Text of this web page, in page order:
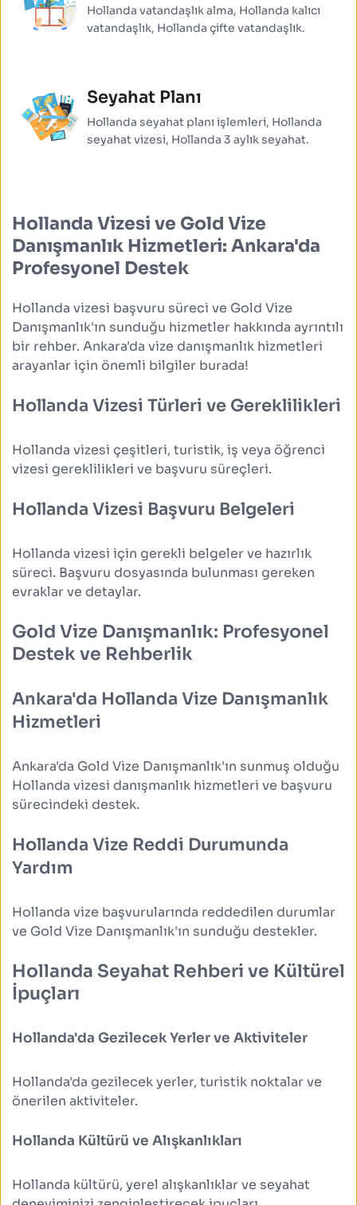
Hollanda vatandaşlık alma, Hollanda kalıcı
vatandaşlık, Hollanda çifte vatandaşlık.
Seyahat Planı
Hollanda seyahat planı işlemleri, Hollanda
seyahat vizesi, Hollanda 3 aylık seyahat.
Hollanda Vizesi ve Gold Vize
Danışmanlık Hizmetleri: Ankara'da
Profesyonel Destek
Hollanda vizesi başvuru süreci ve Gold Vize
Danışmanlık'ın sunduğu hizmetler hakkında ayrıntılı
bir rehber. Ankara'da vize danışmanlık hizmetleri
arayanlar için önemli bilgiler burada!
Hollanda Vizesi Türleri ve Gereklilikleri
Hollanda vizesi çeşitleri, turistik, iş veya öğrenci
vizesi gereklilikleri ve başvuru süreçleri.
Hollanda Vizesi Başvuru Belgeleri
Hollanda vizesi için gerekli belgeler ve hazırlık
süreci. Başvuru dosyasında bulunması gereken
evraklar ve detaylar.
Gold Vize Danışmanlık: Profesyonel
Destek ve Rehberlik
Ankara'da Hollanda Vize Danışmanlık
Hizmetleri
Ankara'da Gold Vize Danışmanlık'ın sunmuş olduğu
Hollanda vizesi danışmanlık hizmetleri ve başvuru
sürecindeki destek.
Hollanda Vize Reddi Durumunda
Yardım
Hollanda vize başvurularında reddedilen durumlar
ve Gold Vize Danışmanlık'ın sunduğu destekler.
Hollanda Seyahat Rehberi ve Kültürel
İpuçları
Hollanda'da Gezilecek Yerler ve Aktiviteler
Hollanda'da gezilecek yerler, turistik noktalar ve
önerilen aktiviteler.
Hollanda Kültürü ve Alışkanlıkları
Hollanda kültürü, yerel alışkanlıklar ve seyahat